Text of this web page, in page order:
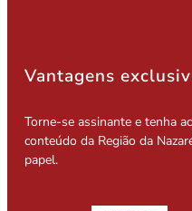
Vantagens
Torne-se assinante e tenha
conteúdo da Região da
papel.